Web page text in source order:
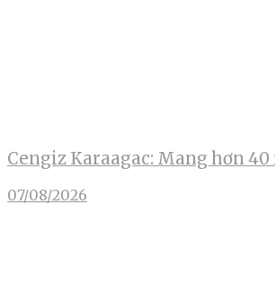
Cengiz Karaagac: Mang hơn
07/08/2026